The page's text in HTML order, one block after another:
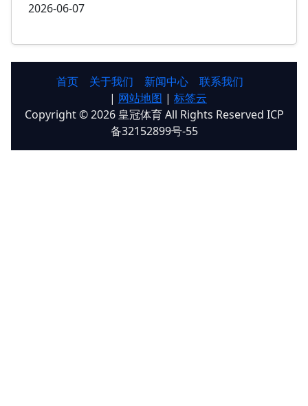
2026-06-07
首页 关于我们 新闻中心
联系我们
| 网站地图 | 标签云
Copyright © 2026 皇冠体育 All Rights Reserved ICP
备32152899号-55